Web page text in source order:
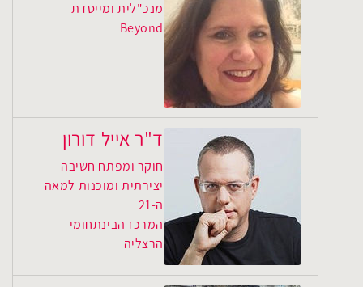
מנכ"לית ומייסדת
Beyond
ד"ר אייל דורון
חוקר ומפתח חשיבה
יצירתית ומוכנות למאה
ה-21
המרכז הבינתחומי
הרצליה